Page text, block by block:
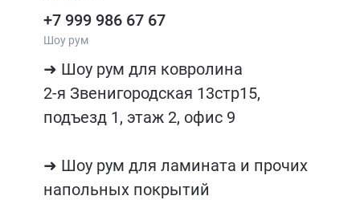
+7 999 986 67 67
Шоу рум
➜ Шоу рум для ковролина
2-я Звенигородская 13стр15,
подъезд 1, этаж 2, офис 9
➜ Шоу рум для ламината и прочих
напольных покрытий